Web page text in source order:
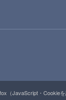
（JavaScript・Cookie